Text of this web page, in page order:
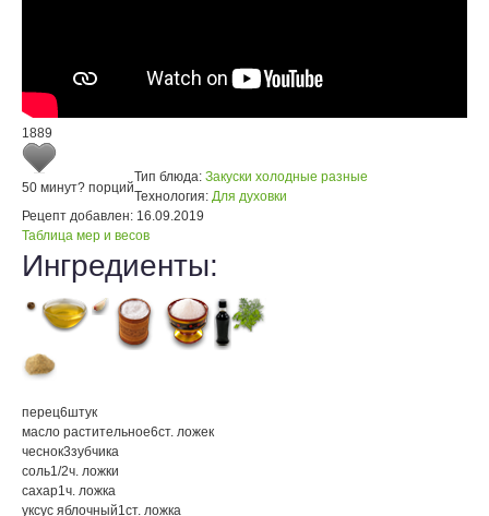
1889
50 минут? порций
Тип блюда: Закуски холодные разные
Технология: Для духовки
Рецепт добавлен: 16.09.2019
Таблица мер и весов
Ингредиенты:
перец6штук
масло растительное6ст. ложек
чеснок3зубчика
соль1/2ч. ложки
сахар1ч. ложка
уксус яблочный1ст. ложка